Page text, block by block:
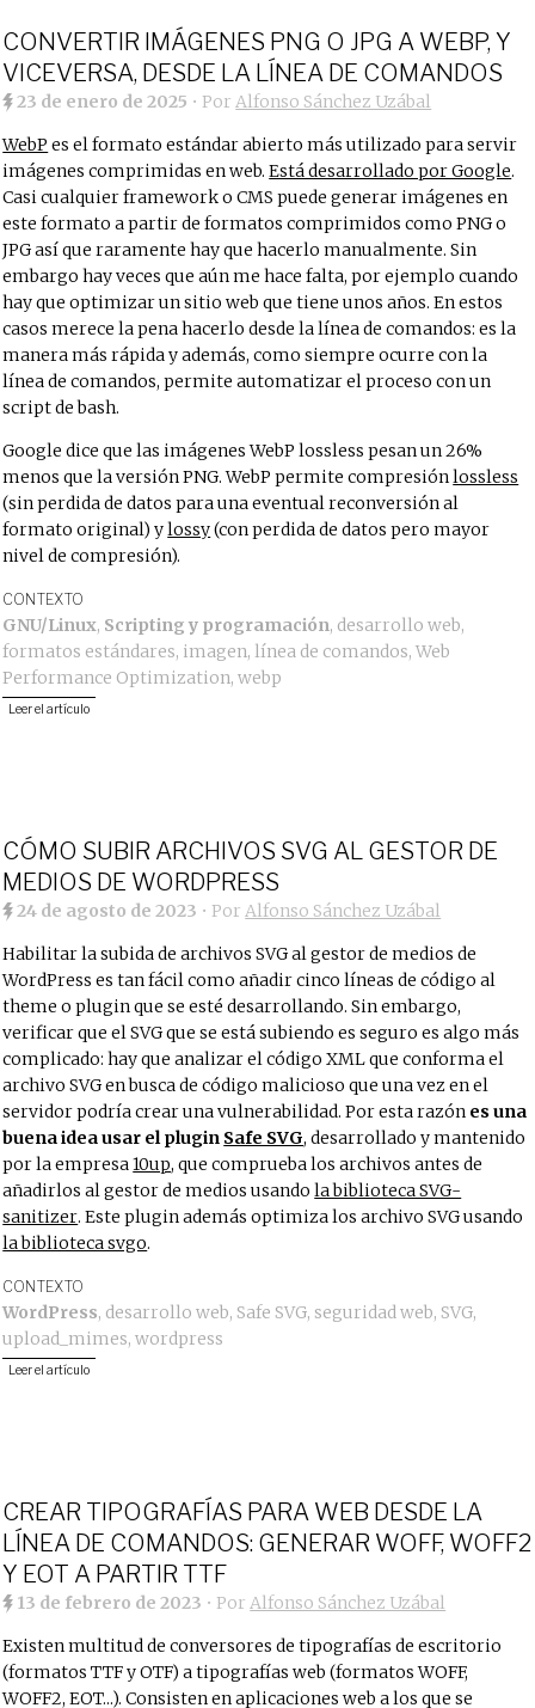
CONVERTIR IMÁGENES PNG O JPG A WEBP, Y
VICEVERSA, DESDE LA LÍNEA DE COMANDOS
23 de enero de 2025 • PorAlfonso Sánchez Uzábal
WebP es el formato estándar abierto más utilizado para servir
imágenes comprimidas en web.Está desarrollado por Google.
Casi cualquier framework o CMS puede generar imágenes en
este formato a partir de formatos comprimidos como PNG o
JPG así que raramente hay que hacerlo manualmente. Sin
embargo hay veces que aún me hace falta, por ejemplo cuando
hay que optimizar un sitio web que tiene unos años. En estos
casos merece la pena hacerlo desde la línea de comandos: es la
manera más rápida y además, como siempre ocurre con la
línea de comandos, permite automatizar el proceso con un
script de bash.
Google dice que las imágenes WebP lossless pesan un 26%
menos que la versión PNG. WebP permite compresiónlossless
(sin perdida de datos para una eventual reconversión al
formato original) ylossy(con perdida de datos pero mayor
nivel de compresión).
CONTEXTO
GNU/Linux, Scripting y programación, desarrollo web,
formatos estándares, imagen,línea de comandos,Web
Performance Optimization,webp
Leer el artículo
CÓMO SUBIR ARCHIVOS SVG AL GESTOR DE
MEDIOS DE WORDPRESS
24 de agosto de 2023 • PorAlfonso Sánchez Uzábal
Habilitar la subida de archivos SVG al gestor de medios de
WordPress es tan fácil como añadir cinco líneas de código al
theme o plugin que se esté desarrollando. Sin embargo,
verificar que el SVG que se está subiendo es seguro es algo más
complicado: hay que analizar el código XML que conforma el
archivo SVG en busca de código malicioso que una vez en el
servidor podría crear una vulnerabilidad. Por esta razón es una
buena idea usar el plugin Safe SVG, desarrollado y mantenido
por la empresa10up, que comprueba los archivos antes de
añadirlos al gestor de medios usandola biblioteca SVG-
sanitizer. Este plugin además optimiza los archivo SVG usando
la biblioteca svgo.
CONTEXTO
WordPress, desarrollo web, Safe SVG, seguridad web, SVG,
upload_mimes,wordpress
Leer el artículo
CREAR TIPOGRAFÍAS PARA WEB DESDE LA
LÍNEA DE COMANDOS: GENERAR WOFF, WOFF2
Y EOT A PARTIR TTF
13 de febrero de 2023 • PorAlfonso Sánchez Uzábal
Existen multitud de conversores de tipografías de escritorio
(formatos TTF y OTF) a tipografías web (formatos WOFF,
WOFF2, EOT...). Consisten en aplicaciones web a los que se